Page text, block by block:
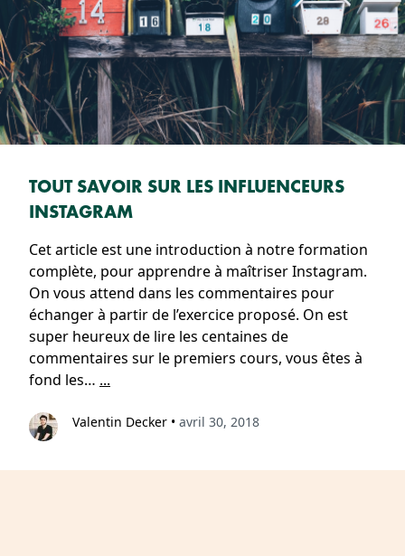
TOUT SAVOIR SUR LES INFLUENCEURS
INSTAGRAM
Cet article est une introduction à notre formation
complète, pour apprendre à maîtriser Instagram.
On vous attend dans les commentaires pour
échanger à partir de l’exercice proposé. On est
super heureux de lire les centaines de
commentaires sur le premiers cours, vous êtes à
fond les… ...
Valentin Decker • avril 30, 2018